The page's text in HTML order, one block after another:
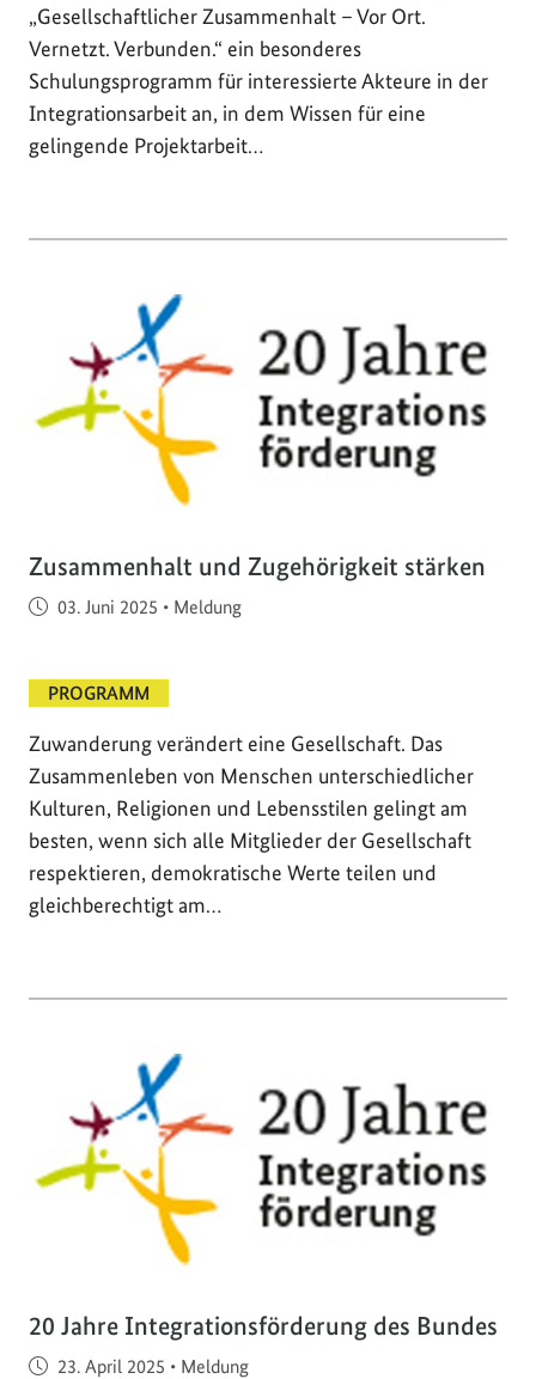
„Gesellschaftlicher Zusammenhalt – Vor Ort.
Vernetzt. Verbunden.“ ein besonderes
Schulungsprogramm für interessierte Akteure in der
Integrationsarbeit an, in dem Wissen für eine
gelingende Projektarbeit…
Zusammenhalt und Zugehörigkeit stärken
Veröffentlicht am
03. Juni 2025 • Meldung
PROGRAMM
Zuwanderung verändert eine Gesellschaft. Das
Zusammenleben von Menschen unterschiedlicher
Kulturen, Religionen und Lebensstilen gelingt am
besten, wenn sich alle Mitglieder der Gesellschaft
respektieren, demokratische Werte teilen und
gleichberechtigt am…
20 Jahre Integrationsförderung des Bundes
Veröffentlicht am
23. April 2025 • Meldung